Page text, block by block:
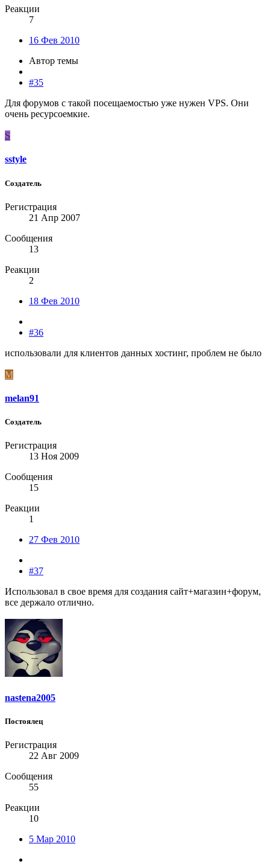
Реакции
7
16 Фев 2010
Автор темы
#35
Для форумов с такой посещаемостью уже нужен VPS. Они
очень ресурсоемкие.
S
sstyle
Создатель
Регистрация
21 Апр 2007
Сообщения
13
Реакции
2
18 Фев 2010
#36
использовали для клиентов данных хостинг, проблем не было
M
melan91
Создатель
Регистрация
13 Ноя 2009
Сообщения
15
Реакции
1
27 Фев 2010
#37
Использовал в свое время для создания сайт+магазин+форум,
все держало отлично.
nastena2005
Постоялец
Регистрация
22 Авг 2009
Сообщения
55
Реакции
10
5 Мар 2010